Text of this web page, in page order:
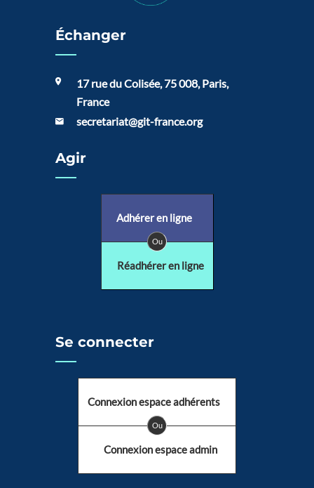
Échanger
17 rue du Colisée, 75 008, Paris,
France
secretariat@git-france.org
Agir
Adhérer en ligne
Ou
Réadhérer en ligne
Se connecter
Connexion espace adhérents
Ou
Connexion espace admin